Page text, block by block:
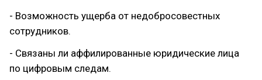
- Возможность ущерба от недобросовестных
сотрудников.
- Связаны ли аффилированные юридические лица
по цифровым следам.